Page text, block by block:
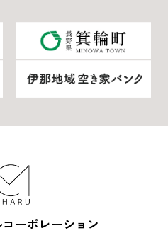
ーポレーション